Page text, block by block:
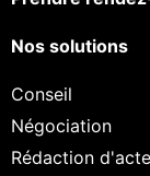
Nos solutions
Conseil
Négociation
Rédaction